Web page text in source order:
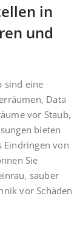
in
und
sind eine
Data
vor Staub,
bieten
Eindringen von
Sie
sauber
vor Schäden